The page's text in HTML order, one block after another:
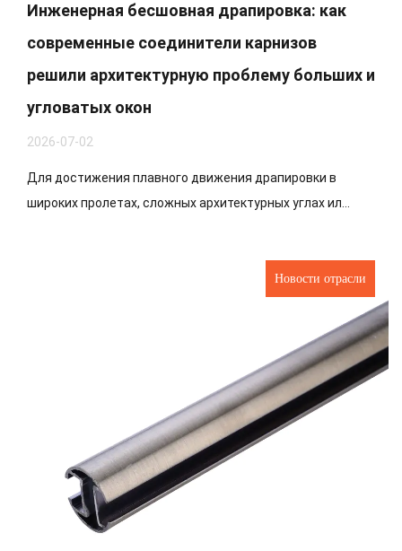
Инженерная бесшовная драпировка: как
современные соединители карнизов
решили архитектурную проблему больших и
угловатых окон
2026-07-02
Для достижения плавного движения драпировки в
широких пролетах, сложных архитектурных углах ил...
Новости отрасли